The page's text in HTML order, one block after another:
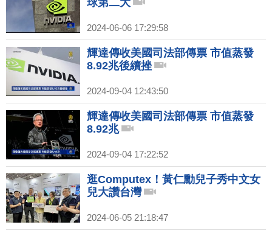
球第二大
2024-06-06 17:29:58
輝達傳收美國司法部傳票 市值蒸發
8.92兆後續挫
2024-09-04 12:43:50
輝達傳收美國司法部傳票 市值蒸發
8.92兆
2024-09-04 17:22:52
逛Computex！黃仁勳兒子秀中文女
兒大讚台灣
2024-06-05 21:18:47